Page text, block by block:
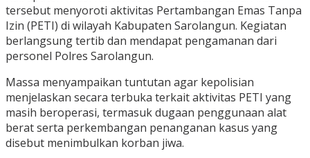
tersebut menyoroti aktivitas Pertambangan Emas Tanpa
Izin (PETI) di wilayah Kabupaten Sarolangun. Kegiatan
berlangsung tertib dan mendapat pengamanan dari
personel Polres Sarolangun.
Massa menyampaikan tuntutan agar kepolisian
menjelaskan secara terbuka terkait aktivitas PETI yang
masih beroperasi, termasuk dugaan penggunaan alat
berat serta perkembangan penanganan kasus yang
disebut menimbulkan korban jiwa.